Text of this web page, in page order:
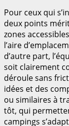
Pour ceux qui
deux points
zones
l’aire
d’autre part,
soit clairement
déroule sans
idées et des
ou similaires à
tôt, qui
campings